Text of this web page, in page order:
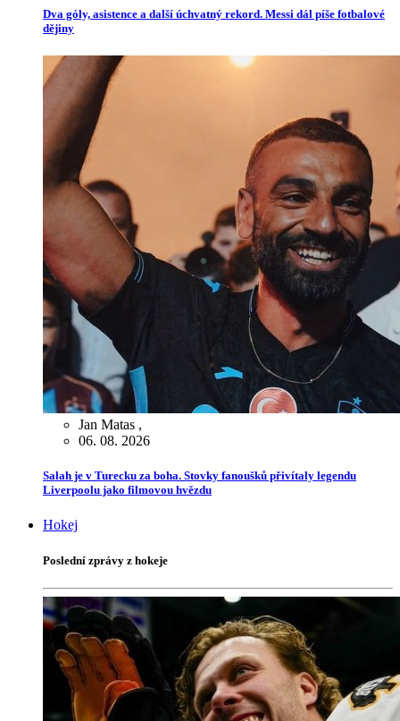
Dva góly, asistence a další úchvatný rekord. Messi dál píše fotbalové
dějiny
Jan Matas ,
06. 08. 2026
Salah je v Turecku za boha. Stovky fanoušků přivítaly legendu
Liverpoolu jako filmovou hvězdu
Hokej
Poslední zprávy z hokeje